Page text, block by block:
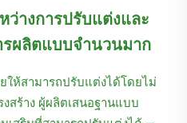
ว่างการปรับแต่งและ
ผลิตแบบจำนวนมาก
ให้สามารถปรับแต่งได้โดยไม่
สร้าง ผู้ผลิตเสนอฐานแบบ